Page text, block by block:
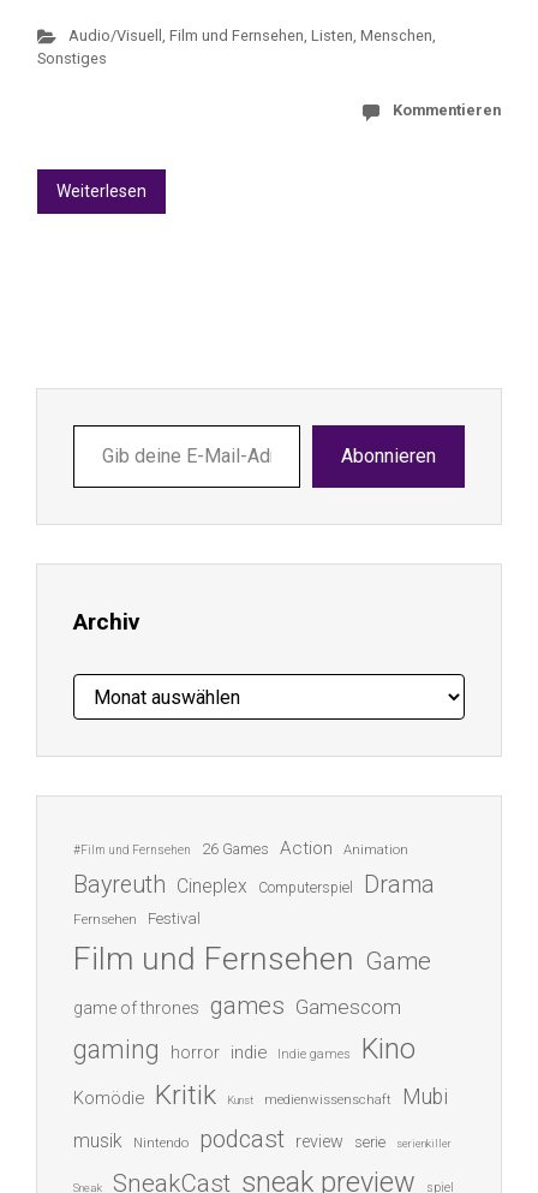
Audio/Visuell , Film und Fernsehen, Listen, Menschen,
Sonstiges
Kommentieren
Weiterlesen
deine
E-
ein ...
Abonnieren
Archiv
Archiv
#Film und Fernsehen 26 Games Action Animation
Bayreuth Cineplex Computerspiel Drama
Fernsehen Festival
Film und Fernsehen Game
game of thrones games Gamescom
gaming horror indie Indie games Kino
Komödie Kritik Kunst medienwissenschaft Mubi
musik Nintendo podcast review serie serienkiller
Sneak SneakCast sneak preview spiel